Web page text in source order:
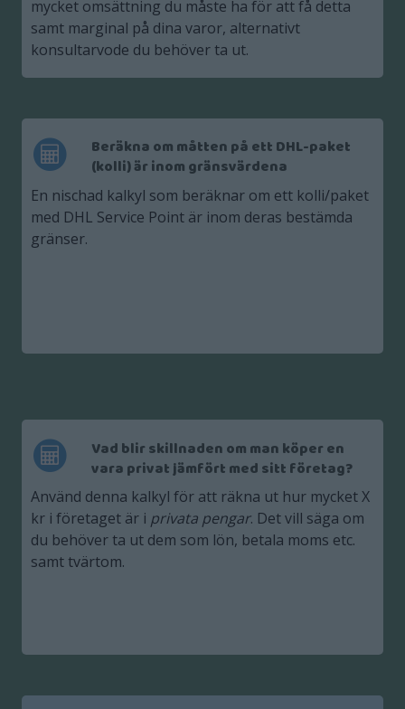
mycket omsättning du måste ha för att få detta
samt marginal på dina varor, alternativt
konsultarvode du behöver ta ut.
Beräkna om måtten på ett DHL-paket
(kolli) är inom gränsvärdena
En nischad kalkyl som beräknar om ett kolli/paket
med DHL Service Point är inom deras bestämda
gränser.
Vad blir skillnaden om man köper en
vara privat jämfört med sitt företag?
Använd denna kalkyl för att räkna ut hur mycket X
kr i företaget är i privata pengar. Det vill säga om
du behöver ta ut dem som lön, betala moms etc.
samt tvärtom.